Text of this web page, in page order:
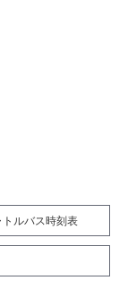
トルバス時刻表